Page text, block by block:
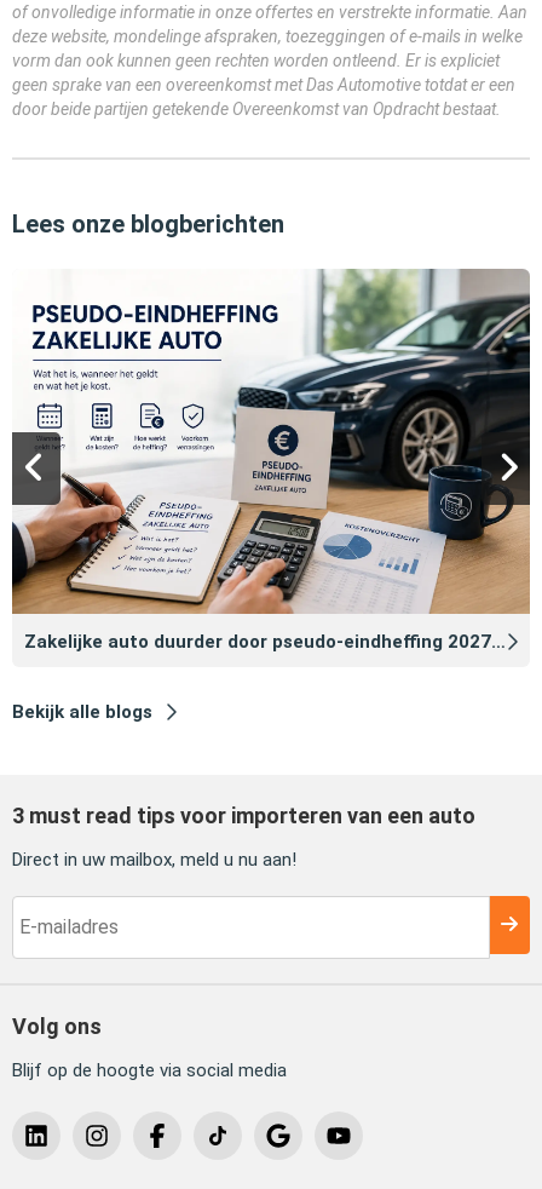
of onvolledige informatie in onze offertes en verstrekte informatie. Aan
deze website, mondelinge afspraken, toezeggingen of e-mails in welke
vorm dan ook kunnen geen rechten worden ontleend. Er is expliciet
geen sprake van een overeenkomst met Das Automotive totdat er een
door beide partijen getekende Overeenkomst van Opdracht bestaat.
Lees onze blogberichten
Zakelijke auto duurder door pseudo‑eindheffing 2027: zo voorkomt u dat
Bekijk alle blogs
3 must read tips voor importeren van een auto
Direct in uw mailbox, meld u nu aan!
Volg ons
Blijf op de hoogte via social media